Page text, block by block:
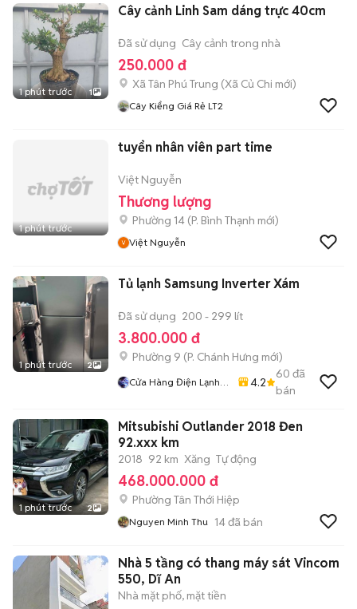
1 phút trước 1
Cây cảnh Linh Sam dáng trực 40cm
Đã sử dụng Cây cảnh trong nhà
250.000 đ
Xã Tân Phú Trung (Xã Củ Chi mới)
Cây Kiểng Giá Rẻ LT2
1 phút trước
tuyển nhân viên part time
Việt Nguyễn
Thương lượng
Phường 14 (P. Bình Thạnh mới)
Việt Nguyễn
1 phút trước 2
Tủ lạnh Samsung Inverter Xám
Đã sử dụng 200 - 299 lít
3.800.000 đ
Phường 9 (P. Chánh Hưng mới)
Cửa Hàng Điện Lạnh
4.2
60 đã
bán
1 phút trước 2
Mitsubishi Outlander 2018 Đen
92.xxx km
2018 92 km Xăng Tự động
468.000.000 đ
Phường Tân Thới Hiệp
Nguyen Minh Thu 14đã bán
Nhà 5 tầng có thang máy sát Vincom
550, Dĩ An
Nhà mặt phố, mặt tiền